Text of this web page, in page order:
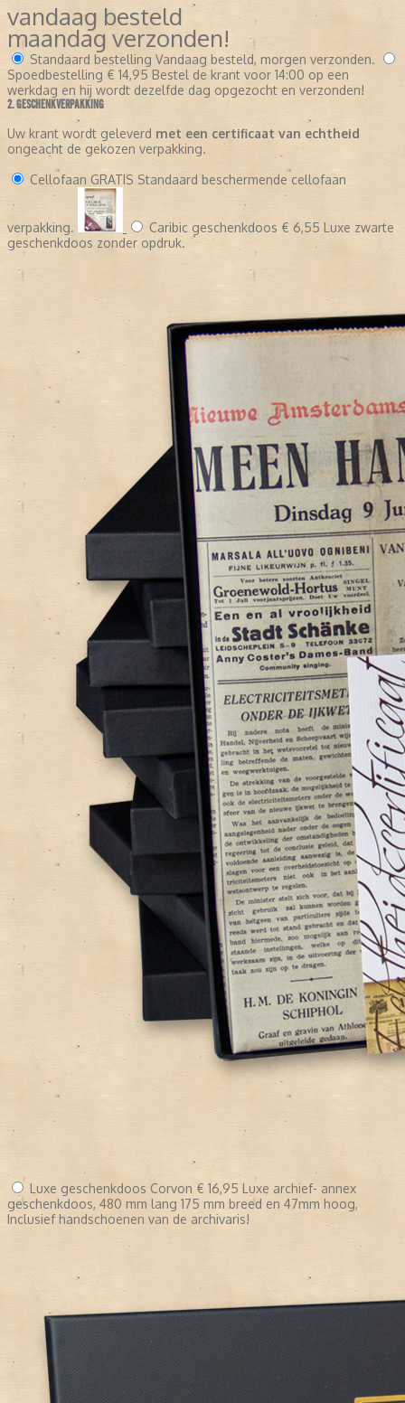
vandaag besteld
maandag verzonden!
Standaard bestelling Vandaag besteld, morgen verzonden.
Spoedbestelling € 14,95 Bestel de krant voor 14:00 op een
werkdag en hij wordt dezelfde dag opgezocht en verzonden!
2. GESCHENKVERPAKKING
Uw krant wordt geleverd met een certificaat van echtheid
ongeacht de gekozen verpakking.
Cellofaan GRATIS Standaard beschermende cellofaan
verpakking. Caribic geschenkdoos € 6,55 Luxe zwarte
geschenkdoos zonder opdruk.
Luxe geschenkdoos Corvon € 16,95 Luxe archief- annex
geschenkdoos, 480 mm lang 175 mm breed en 47mm hoog,
Inclusief handschoenen van de archivaris!